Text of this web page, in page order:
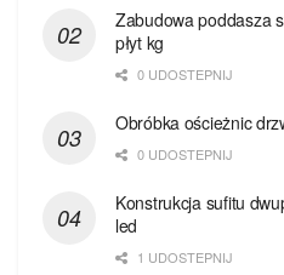
Zabudowa poddasza
płyt kg
0 UDOSTEPNIJ
Obróbka ościeżnic
0 UDOSTEPNIJ
Konstrukcja sufitu
led
1 UDOSTEPNIJ